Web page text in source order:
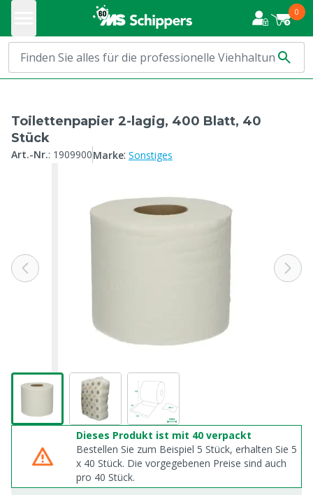
0
Toilettenpapier 2-lagig, 400 Blatt, 40
Stück
Art.-Nr.: 1909900Marke: Sonstiges
Dieses Produkt ist mit 40 verpackt
Bestellen Sie zum Beispiel 5 Stück, erhalten Sie 5
x 40 Stück. Die vorgegebenen Preise sind auch
pro 40 Stück.